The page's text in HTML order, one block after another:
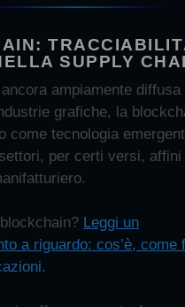
SUPPLY
ampiamente diffusa
grafiche, la
come tecnologia
per certi versi, affini
Leggi un
a riguardo: cos’è, come